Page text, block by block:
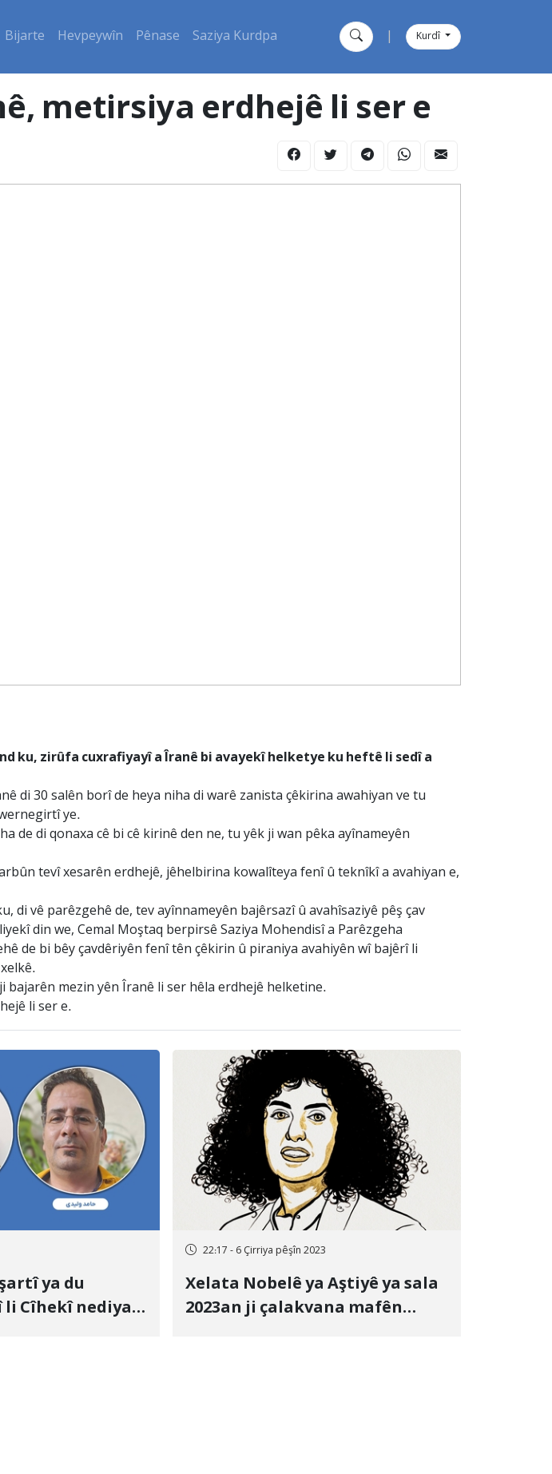
Bijarte Hevpeywîn Pênase Saziya Kurdpa Kurdî
metirsiya erdhejê li ser e
ku, zirûfa cuxrafiyayî a Îranê bi avayekî helketye ku heftê li sedî a
di 30 salên borî de heya niha di warê zanista çêkirina awahiyan ve tu
ye.
de di qonaxa cê bi cê kirinê den ne, tu yêk ji wan pêka ayînameyên
tevî xesarên erdhejê, jêhelbirina kowalîteya fenî û teknîkî a avahiyan e,
di vê parêzgehê de, tev ayînnameyên bajêrsazî û avahîsaziyê pêş çav
din we, Cemal Moştaq berpirsê Saziya Mohendisî a Parêzgeha
de bi bêy çavdêriyên fenî tên çêkirin û piraniya avahiyên wî bajêrî li
bajarên mezin yên Îranê li ser hêla erdhejê helketine.
li ser e.
ya du
li Cîhekî nediyar
22:17 - 6 Çirriya pêşîn 2023
Xelata Nobelê ya Aştiyê ya sala
2023an ji çalakvana mafên